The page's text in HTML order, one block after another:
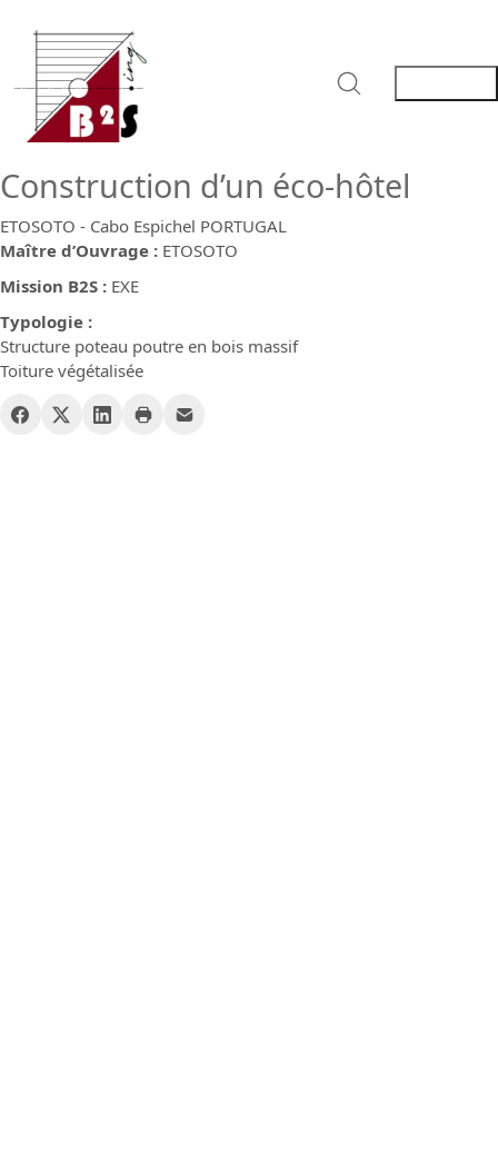
Construction d’un éco-hôtel
ETOSOTO - Cabo Espichel PORTUGAL
Maître d’Ouvrage : ETOSOTO
Mission B2S : EXE
Typologie :
Structure poteau poutre en bois massif
Toiture végétalisée